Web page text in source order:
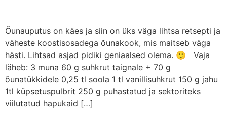
Õunauputus on käes ja siin on üks väga lihtsa retsepti ja
väheste koostisosadega õunakook, mis maitseb väga
hästi. Lihtsad asjad pidiki geniaalsed olema. 🙂 Vaja
läheb: 3 muna 60 g suhkrut taignale + 70 g
õunatükkidele 0,25 tl soola 1 tl vanillisuhkrut 150 g jahu
1tl küpsetuspulbrit 250 g puhastatud ja sektoriteks
viilutatud hapukaid […]